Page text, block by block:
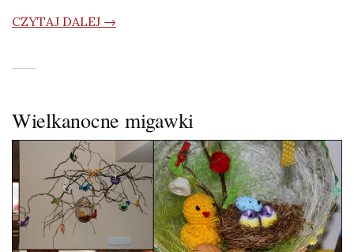
CZYTAJ DALEJ →
Wielkanocne migawki